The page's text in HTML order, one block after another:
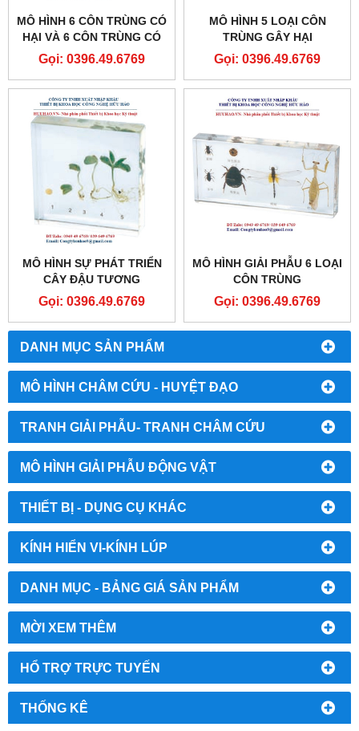
DANH MỤC SẢN PHẨM
MÔ HÌNH CHÂM CỨU - HUYỆT ĐẠO
TRANH GIẢI PHẪU- TRANH CHÂM CỨU
MÔ HÌNH GIẢI PHẪU ĐỘNG VẬT
THIẾT BỊ - DỤNG CỤ KHÁC
KÍNH HIỂN VI-KÍNH LÚP
DANH MỤC - BẢNG GIÁ SẢN PHẨM
MỜI XEM THÊM
HỔ TRỢ TRỰC TUYẾN
THỐNG KÊ
MÔ HÌNH 6 CÔN TRÙNG CÓ
HẠI VÀ 6 CÔN TRÙNG CÓ
ÍCH
Gọi: 0396.49.6769
MÔ HÌNH 5 LOẠI CÔN
TRÙNG GÂY HẠI
Gọi: 0396.49.6769
MÔ HÌNH SỰ PHÁT TRIỂN
CÂY ĐẬU TƯƠNG
Gọi: 0396.49.6769
MÔ HÌNH GIẢI PHẪU 6 LOẠI
CÔN TRÙNG
Gọi: 0396.49.6769